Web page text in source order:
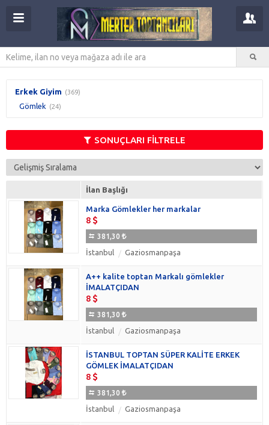
Erkek Giyim (369)
Gömlek (24)
SONUÇLARI FİLTRELE
İlan Başlığı
Marka Gömlekler her markalar
8
381,30
İstanbul Gaziosmanpaşa
A++ kalite toptan Markalı gömlekler
İMALATÇIDAN
8
381,30
İstanbul Gaziosmanpaşa
İSTANBUL TOPTAN SÜPER KALİTE ERKEK
GÖMLEK İMALATÇIDAN
8
381,30
İstanbul Gaziosmanpaşa